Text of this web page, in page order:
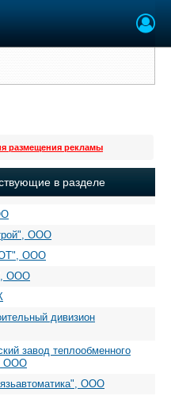
размещения рекламы
в разделе
ООО
ООО
ООО
дивизион
завод теплообменного
ООО
ООО